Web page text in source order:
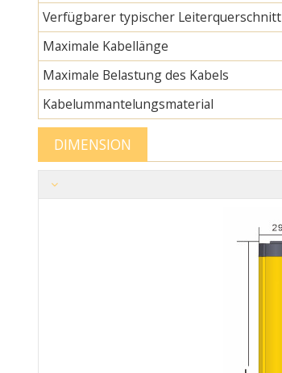
Verfügbarer typischer Leiterquerschnitt
Maximale Kabellänge
Maximale Belastung des Kabels
Kabelummantelungsmaterial
DIMENSION